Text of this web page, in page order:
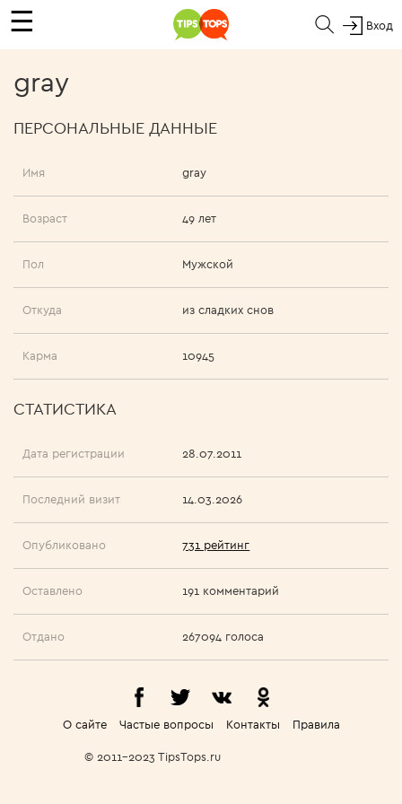
☰ Вход
gray
ПЕРСОНАЛЬНЫЕ ДАННЫЕ
Имя gray
Возраст 49 лет
Пол Мужской
Откуда из сладких снов
Карма 10945
СТАТИСТИКА
Дата регистрации 28.07.2011
Последний визит 14.03.2026
Опубликовано 731 рейтинг
Оставлено 191 комментарий
Отдано 267094 голоса
О сайте Частые вопросы Контакты Правила
© 2011-2023 TipsTops.ru